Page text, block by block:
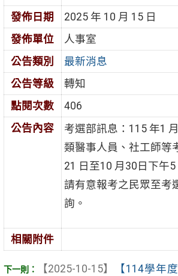
發佈日期
2025 年 10 月 15 日
發佈單位
人事室
公告類別
最新消息
公告等級
轉知
點閱次數
406
公告內容
考選部訊息：115 年1
類醫事人員、社工師等
21 日至10 月30日下午5
請有意報考之民眾至考
詢。
相關附件
【2025-10-15】
【114學年